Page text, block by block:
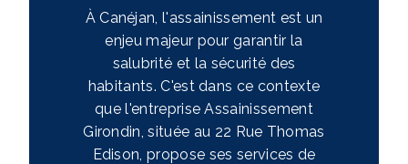
À Canéjan, l'assainissement est un
enjeu majeur pour garantir la
salubrité et la sécurité des
habitants. C'est dans ce contexte
que l'entreprise Assainissement
Girondin, située au 22 Rue Thomas
Edison, propose ses services de